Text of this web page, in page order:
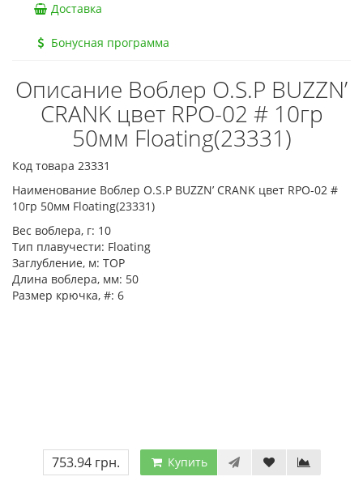
Доставка
Бонусная программа
Описание Воблер O.S.P BUZZN’
CRANK цвет RPO-02 # 10гр
50мм Floating(23331)
Код товара 23331
Наименование Воблер O.S.P BUZZN’ CRANK цвет RPO-02 #
10гр 50мм Floating(23331)
Вес воблера, г: 10
Тип плавучести: Floating
Заглубление, м: TOP
Длина воблера, мм: 50
Размер крючка, #: 6
753.94 грн. Купить